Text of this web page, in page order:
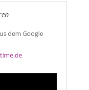
dem Google